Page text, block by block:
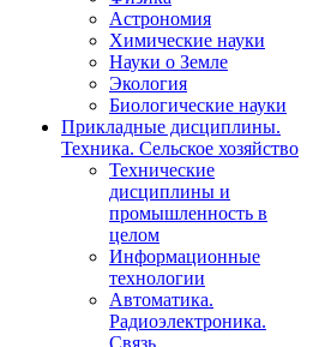
Астрономия
Химические науки
Науки о Земле
Экология
Биологические науки
Прикладные дисциплины.
Техника. Сельское хозяйство
Технические
дисциплины и
промышленность в
целом
Информационные
технологии
Автоматика.
Радиоэлектроника.
Связь